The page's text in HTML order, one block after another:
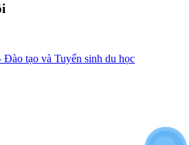
tạo và Tuyển sinh du học